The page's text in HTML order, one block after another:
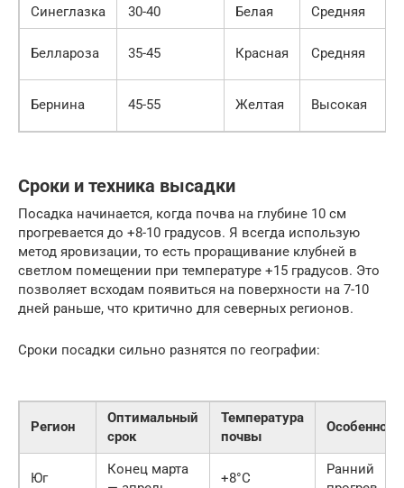
Синеглазка 30-40 Белая Средняя
Беллароза 35-45 Красная Средняя
Бернина 45-55 Желтая Высокая
Сроки и техника высадки
Посадка начинается, когда почва на глубине 10 см
прогревается до +8-10 градусов. Я всегда использую
метод яровизации, то есть проращивание клубней в
светлом помещении при температуре +15 градусов. Это
позволяет всходам появиться на поверхности на 7-10
дней раньше, что критично для северных регионов.
Сроки посадки сильно разнятся по географии:
Регион
Оптимальный
срок
Температура
почвы
Юг
Конец марта
+8°C
Ранний